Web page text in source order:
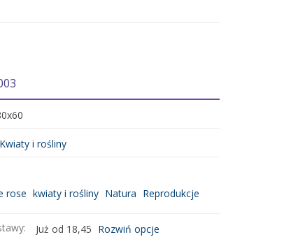
Kwiaty i rośliny
rose kwiaty i rośliny Natura Reprodukcje
Już od 18,45 Rozwiń opcje